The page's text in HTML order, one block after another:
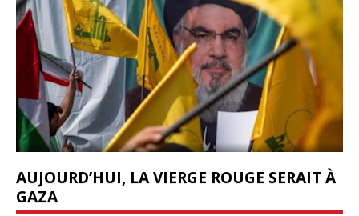
AUJOURD’HUI, LA VIERGE ROUGE SERAIT À
GAZA